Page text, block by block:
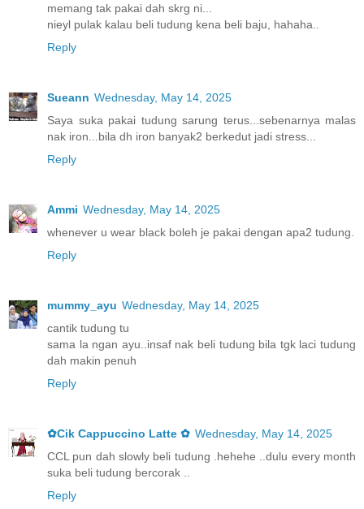
memang tak pakai dah skrg ni...
nieyl pulak kalau beli tudung kena beli baju, hahaha..
Reply
Sueann Wednesday, May 14, 2025
Saya suka pakai tudung sarung terus...sebenarnya malas
nak iron...bila dh iron banyak2 berkedut jadi stress...
Reply
Ammi Wednesday, May 14, 2025
whenever u wear black boleh je pakai dengan apa2 tudung.
Reply
mummy_ayu Wednesday, May 14, 2025
cantik tudung tu
sama la ngan ayu..insaf nak beli tudung bila tgk laci tudung
dah makin penuh
Reply
✿Cik Cappuccino Latte ✿ Wednesday, May 14, 2025
CCL pun dah slowly beli tudung .hehehe ..dulu every month
suka beli tudung bercorak ..
Reply